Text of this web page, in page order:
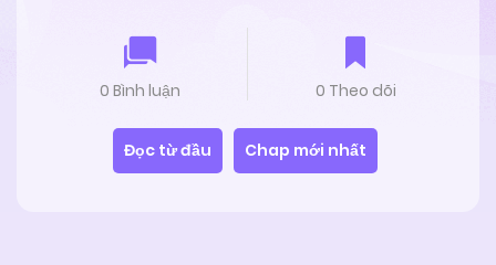
0 Bình luận 0 Theo dõi
Đọc từ đầu Chap mới nhất